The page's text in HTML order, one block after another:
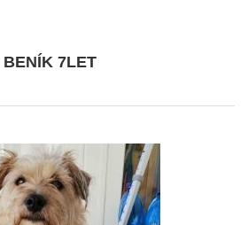
BENÍK 7LET